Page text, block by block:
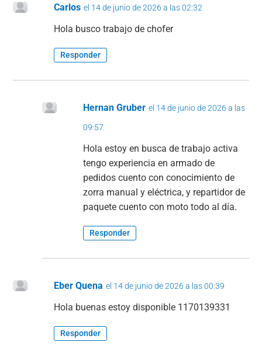
Carlos el 14 de junio de 2026 a las 02:32
Hola busco trabajo de chofer
Responder
Hernan Gruber el 14 de junio de 2026 a las
09:57
Hola estoy en busca de trabajo activa
tengo experiencia en armado de
pedidos cuento con conocimiento de
zorra manual y eléctrica, y repartidor de
paquete cuento con moto todo al día.
Responder
Eber Quena el 14 de junio de 2026 a las 00:39
Hola buenas estoy disponible 1170139331
Responder